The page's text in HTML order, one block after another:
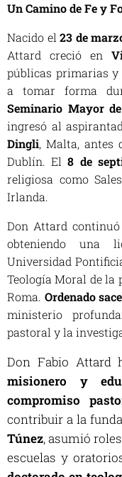
Un Camino de Fe y
Nacido el23 de
Attard creció en
públicas primarias y
a tomar forma
Seminario Mayor
ingresó al
Dingli, Malta, antes
Dublín. El8 de
religiosa como
Irlanda.
Don Attard
obteniendo una
Universidad
Teología Moral de la
Roma. Ordenado
ministerio
pastoral y la
Don Fabio Attard
misionero y
compromiso
contribuir a la
Túnez, asumió
escuelas y